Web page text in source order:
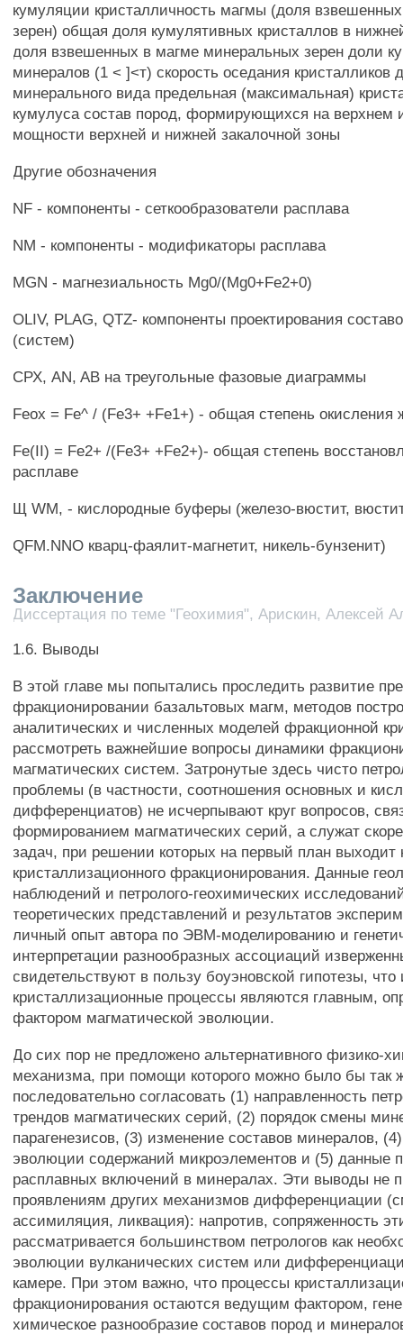
кумуляции кристалличность магмы (доля
зерен) общая доля кумулятивных кристаллов в
доля взвешенных в магме минеральных зерен доли
минералов (1 < ]<т) скорость оседания кристалликов
минерального вида предельная (максимальная)
кумулуса состав пород, формирующихся на верхнем
мощности верхней и нижней закалочной зоны
Другие обозначения
NF - компоненты - сеткообразователи расплава
NM - компоненты - модификаторы расплава
MGN - магнезиальность Mg0/(Mg0+Fe2+0)
OLIV, PLAG, QTZ- компоненты проектирования
(систем)
СРХ, AN, AB на треугольные фазовые диаграммы
Feox = Fe^ / (Fe3+ +Fe1+) - общая степень окисления
Fe(II) = Fe2+ /(Fe3+ +Fe2+)- общая степень
расплаве
Щ WM, - кислородные буферы (железо-вюстит,
QFM.NNO кварц-фаялит-магнетит, никель-бунзенит)
Заключение
Диссертация по теме "Геохимия", Арискин, Алексей
1.6. Выводы
В этой главе мы попытались проследить развитие
фракционировании базальтовых магм, методов
аналитических и численных моделей фракционной
рассмотреть важнейшие вопросы динамики
магматических систем. Затронутые здесь чисто
проблемы (в частности, соотношения основных и
дифференциатов) не исчерпывают круг вопросов,
формированием магматических серий, а служат
задач, при решении которых на первый план выходит
кристаллизационного фракционирования. Данные
наблюдений и петролого-геохимических
теоретических представлений и результатов
личный опыт автора по ЭВМ-моделированию и
интерпретации разнообразных ассоциаций
свидетельствуют в пользу боуэновской гипотезы,
кристаллизационные процессы являются главным,
фактором магматической эволюции.
До сих пор не предложено альтернативного физико-
механизма, при помощи которого можно было бы так
последовательно согласовать (1) направленность
трендов магматических серий, (2) порядок смены
парагенезисов, (3) изменение составов минералов,
эволюции содержаний микроэлементов и (5) данные
расплавных включений в минералах. Эти выводы не
проявлениям других механизмов дифференциации
ассимиляция, ликвация): напротив, сопряженность
рассматривается большинством петрологов как
эволюции вулканических систем или
камере. При этом важно, что процессы
фракционирования остаются ведущим фактором,
химическое разнообразие составов пород и